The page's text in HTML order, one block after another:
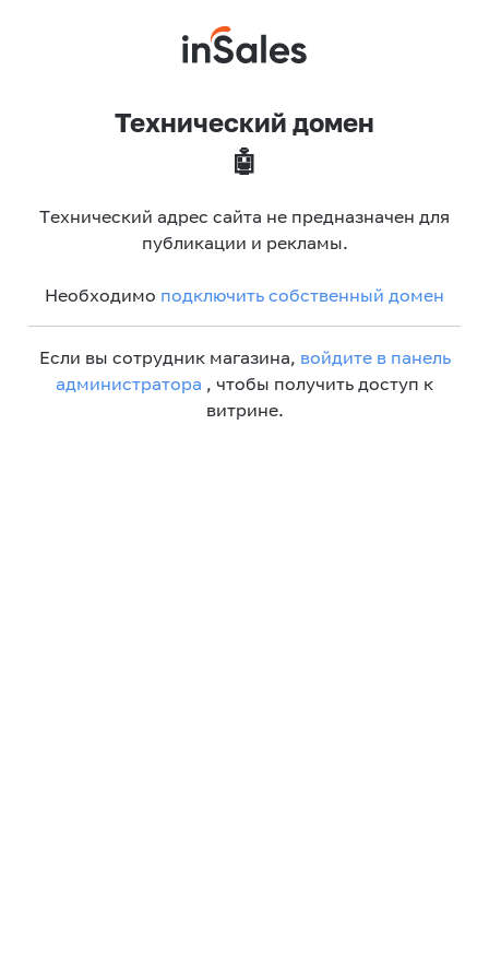
Технический домен
🤖
Технический адрес сайта не предназначен для
публикации и рекламы.
Необходимо подключить собственный домен
Если вы сотрудник магазина, войдите в панель
администратора , чтобы получить доступ к
витрине.